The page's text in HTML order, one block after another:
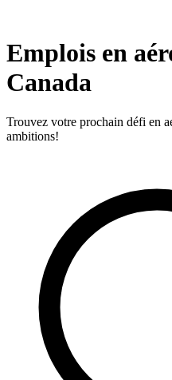
Emplois en
Canada
Trouvez votre prochain défi en
ambitions!